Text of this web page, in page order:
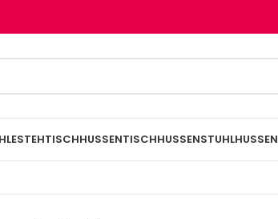
STEHTISCHHUSSENTISCHHUSSENSTUHLHUSSEN